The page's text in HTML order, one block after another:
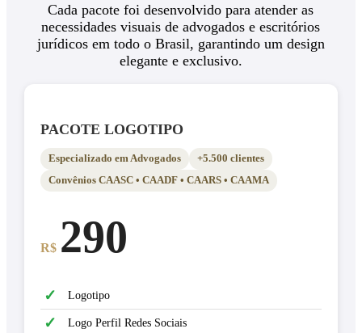
Cada pacote foi desenvolvido para atender as
necessidades visuais de advogados e escritórios
jurídicos em todo o Brasil, garantindo um design
elegante e exclusivo.
PACOTE LOGOTIPO
Especializado em Advogados
+5.500 clientes
Convênios CAASC • CAADF • CAARS • CAAMA
R$ 290
✓ Logotipo
✓ Logo Perfil Redes Sociais